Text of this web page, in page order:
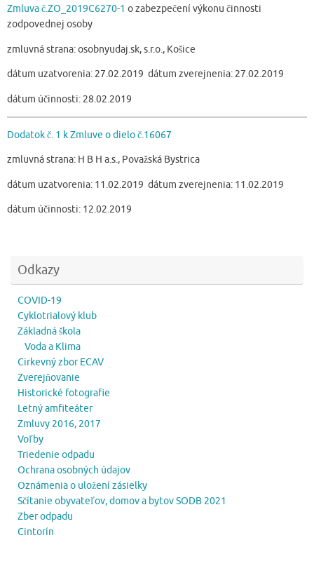
Zmluva č.ZO_2019C6270-1 o zabezpečení výkonu činnosti
zodpovednej osoby
zmluvná strana: osobnyudaj.sk, s.r.o., Košice
dátum uzatvorenia: 27.02.2019 dátum zverejnenia: 27.02.2019
dátum účinnosti: 28.02.2019
Dodatok č. 1 k Zmluve o dielo č.16067
zmluvná strana: H B H a.s., Považská Bystrica
dátum uzatvorenia: 11.02.2019 dátum zverejnenia: 11.02.2019
dátum účinnosti: 12.02.2019
Odkazy
COVID-19
Cyklotrialový klub
Základná škola
Voda a Klima
Cirkevný zbor ECAV
Zverejňovanie
Historické fotografie
Letný amfiteáter
Zmluvy 2016, 2017
Voľby
Triedenie odpadu
Ochrana osobných údajov
Oznámenia o uložení zásielky
Sčítanie obyvateľov, domov a bytov SODB 2021
Zber odpadu
Cintorín